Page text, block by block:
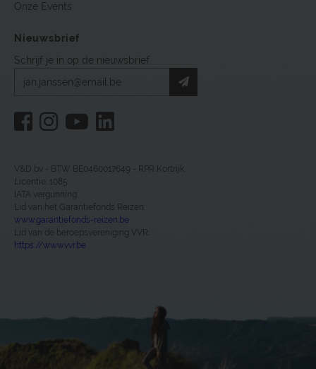
Onze Events
Nieuwsbrief
Schrijf je in op de nieuwsbrief
V&D bv - BTW BE0460017649 - RPR Kortrijk
Licentie: 1085
IATA vergunning
Lid van het Garantiefonds Reizen:
www.garantiefonds-reizen.be
Lid van de beroepsvereniging VVR:
https://www.vvr.be